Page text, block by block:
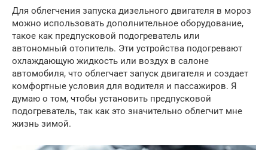
Для облегчения запуска дизельного двигателя в мороз
можно использовать дополнительное оборудование,
такое как предпусковой подогреватель или
автономный отопитель. Эти устройства подогревают
охлаждающую жидкость или воздух в салоне
автомобиля, что облегчает запуск двигателя и создает
комфортные условия для водителя и пассажиров. Я
думаю о том, чтобы установить предпусковой
подогреватель, так как это значительно облегчит мне
жизнь зимой.